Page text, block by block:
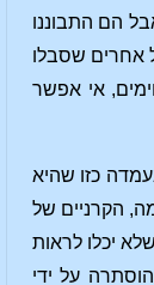
הם התבוננו
אחרים שסבלו
אי אפשר
כזו שהיא
האדמה, הקרניים של
יכלו לראות
על ידי